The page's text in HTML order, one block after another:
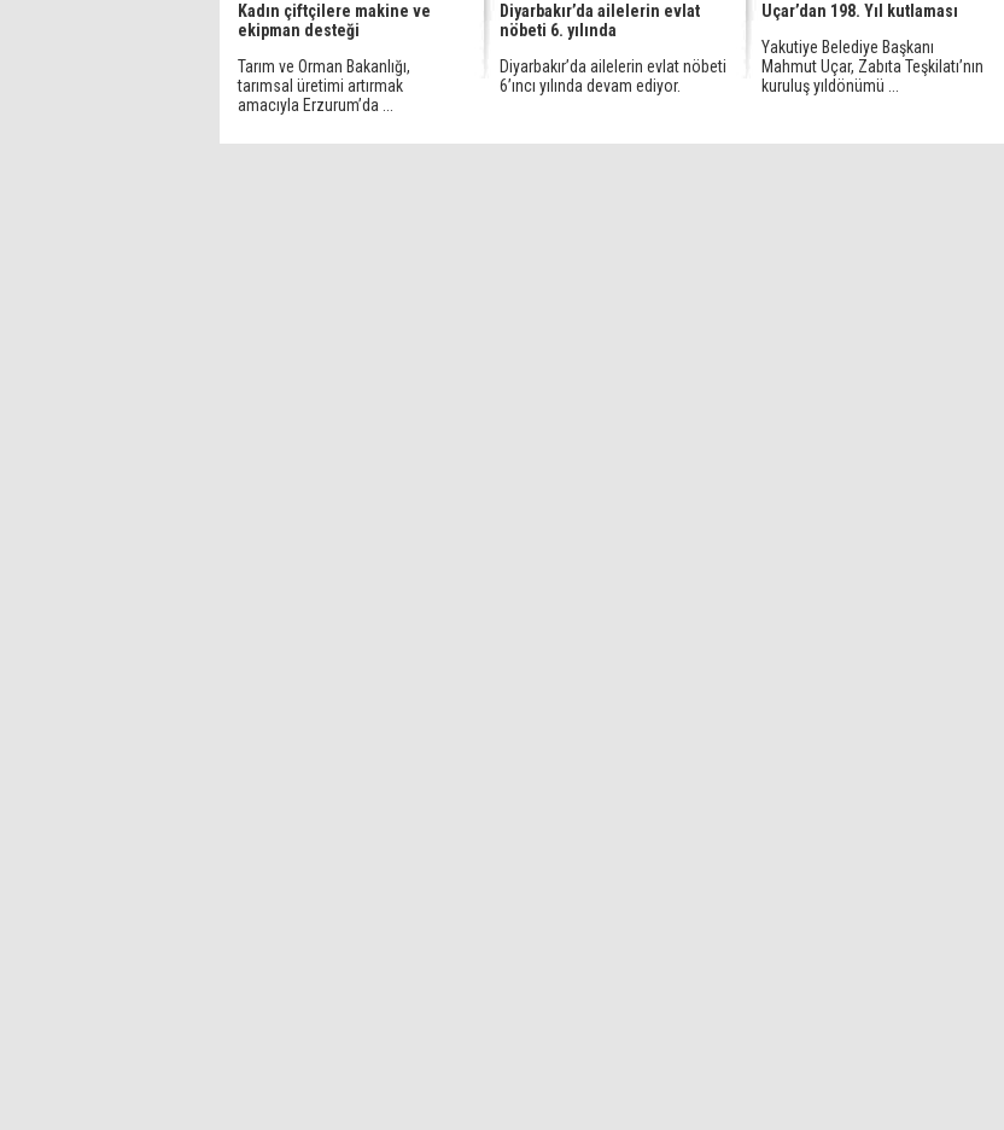
Kadın çiftçilere makine ve
ekipman desteği
Tarım ve Orman Bakanlığı,
tarımsal üretimi artırmak
amacıyla Erzurum’da ...
Diyarbakır’da ailelerin evlat
nöbeti 6. yılında
Diyarbakır’da ailelerin evlat nöbeti
6’ıncı yılında devam ediyor.
Uçar’dan 198. Yıl kutlaması
Yakutiye Belediye Başkanı
Mahmut Uçar, Zabıta Teşkilatı’nın
kuruluş yıldönümü ...